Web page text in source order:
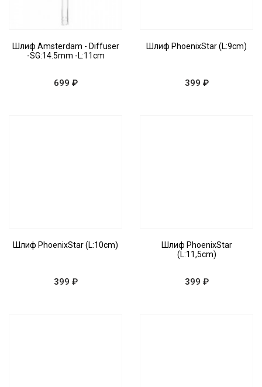
Шлиф Amsterdam - Diffuser
-SG:14.5mm -L:11cm
699 ₽
Шлиф PhoenixStar (L:9cm)
399 ₽
Шлиф PhoenixStar (L:10cm)
399 ₽
Шлиф PhoenixStar
(L:11,5cm)
399 ₽